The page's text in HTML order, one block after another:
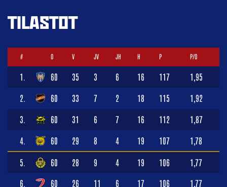
TILASTOT
# O V JV JH H P P/O
1. 60 35 3 6 16 117 1,95
2. 60 33 7 2 18 115 1,92
3. 60 31 6 7 16 112 1,87
4. 60 29 8 4 19 107 1,78
5. 60 28 9 4 19 106 1,77
6. 60 26 11 6 17 106 1,77